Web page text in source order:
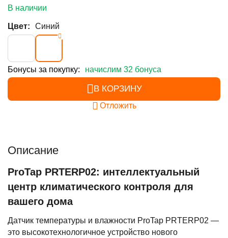
В наличии
Цвет: Синий
Бонусы за покупку: начислим 32 бонуса
В КОРЗИНУ
Отложить
Описание
ProTap PRTERP02: интеллектуальный
центр климатического контроля для
вашего дома
Датчик температуры и влажности ProTap PRTERP02 —
это высокотехнологичное устройство нового